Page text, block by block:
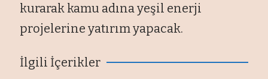
kurarak kamu adına yeşil enerji
projelerine yatırım yapacak.
İlgili İçerikler